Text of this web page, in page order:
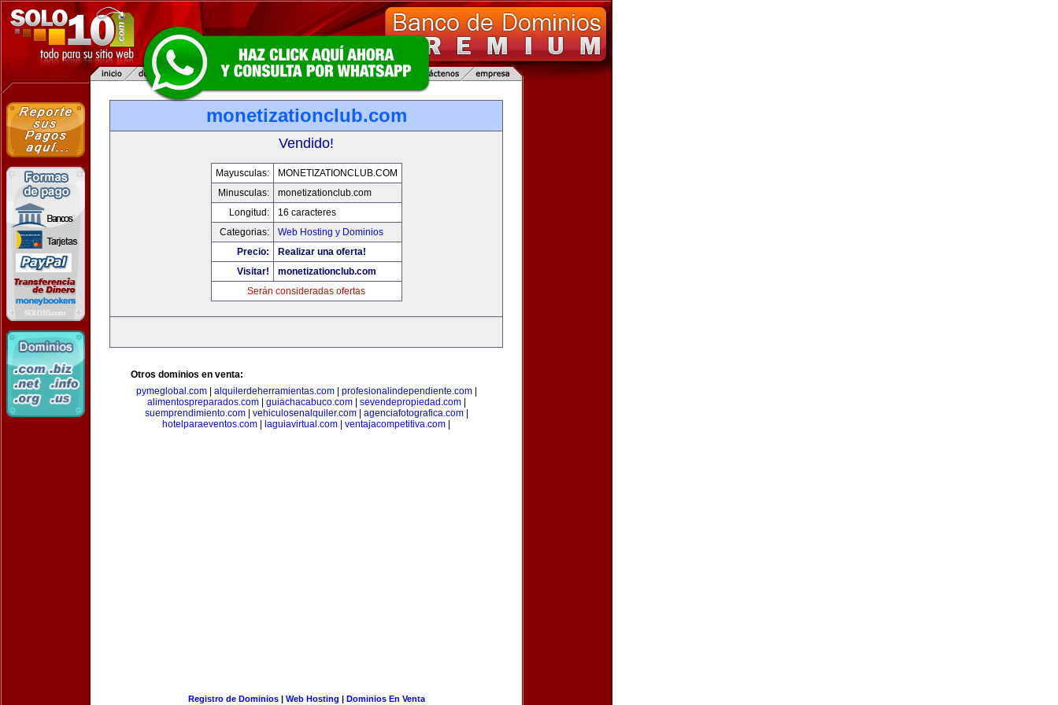
monetizationclub.com
Vendido!
Mayusculas:
MONETIZATIONCLUB.COM
Minusculas:
monetizationclub.com
Longitud:
16 caracteres
Categorias:
Web Hosting y Dominios
Precio:
Realizar una oferta!
Visitar!
monetizationclub.com
Serán consideradas ofertas
Otros dominios en venta:
pymeglobal.com| alquilerdeherramientas.com| profesionalindependiente.com|
alimentospreparados.com| guiachacabuco.com| sevendepropiedad.com|
suemprendimiento.com| vehiculosenalquiler.com| agenciafotografica.com|
hotelparaeventos.com
laguiavirtual.com ventajacompetitiva.com
Registro de Dominios| Web Hosting | Dominios En Venta